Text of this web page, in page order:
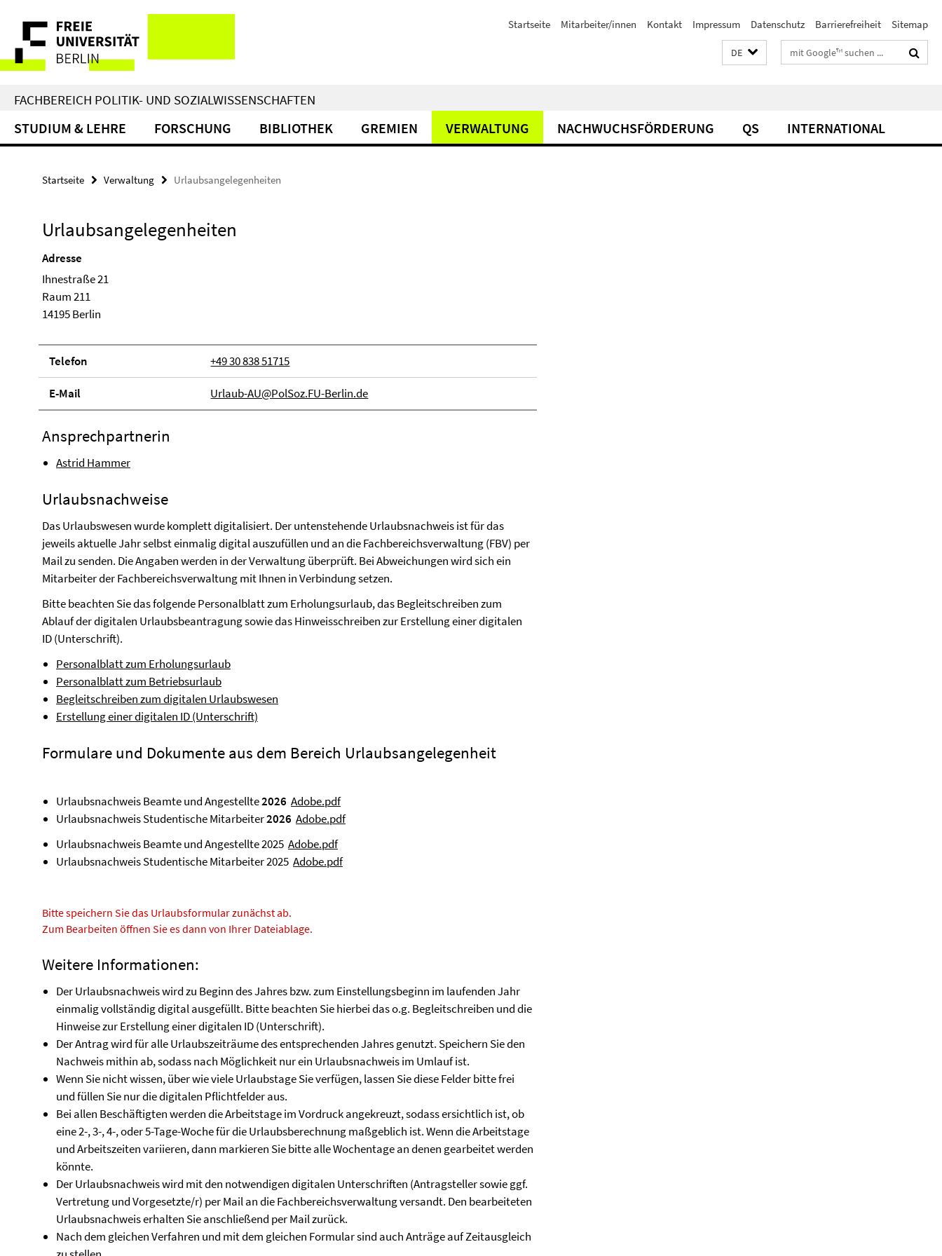
direkt
Inhalt
Service-
Navigation
Startseite Mitarbeiter/innen Kontakt Impressum Datenschutz Barrierefreiheit Sitemap
DE Suchbegriffe
FACHBEREICH POLITIK- UND SOZIALWISSENSCHAFTEN
STUDIUM & LEHRE FORSCHUNG BIBLIOTHEK GREMIEN VERWALTUNG NACHWUCHSFÖRDERUNG QS INTERNATIONAL
Startseite Verwaltung Urlaubsangelegenheiten
Urlaubsangelegenheiten
Adresse
Ihnestraße 21
Raum 211
14195 Berlin
Telefon +49 30 838 51715
E-Mail Urlaub-AU@PolSoz.FU-Berlin.de
Ansprechpartnerin
Astrid Hammer
Urlaubsnachweise
Das Urlaubswesen wurde komplett digitalisiert. Der untenstehende Urlaubsnachweis ist für das
jeweils aktuelle Jahr selbst einmalig digital auszufüllen und an die Fachbereichsverwaltung (FBV) per
Mail zu senden. Die Angaben werden in der Verwaltung überprüft. Bei Abweichungen wird sich ein
Mitarbeiter der Fachbereichsverwaltung mit Ihnen in Verbindung setzen.
Bitte beachten Sie das folgende Personalblatt zum Erholungsurlaub, das Begleitschreiben zum
Ablauf der digitalen Urlaubsbeantragung sowie das Hinweisschreiben zur Erstellung einer digitalen
ID (Unterschrift).
Personalblatt zum Erholungsurlaub
Personalblatt zum Betriebsurlaub
Begleitschreiben zum digitalen Urlaubswesen
Erstellung einer digitalen ID (Unterschrift)
Formulare und Dokumente aus dem Bereich Urlaubsangelegenheit
Urlaubsnachweis Beamte und Angestellte2026 Adobe.pdf
Urlaubsnachweis Studentische Mitarbeiter2026 Adobe.pdf
Urlaubsnachweis Beamte und Angestellte 2025 Adobe.pdf
Urlaubsnachweis Studentische Mitarbeiter 2025 Adobe.pdf
Bitte speichern Sie das Urlaubsformular zunächst ab.
Zum Bearbeiten öffnen Sie es dann von Ihrer Dateiablage.
Weitere Informationen:
Der Urlaubsnachweis wird zu Beginn des Jahres bzw. zum Einstellungsbeginn im laufenden Jahr
einmalig vollständig digital ausgefüllt. Bitte beachten Sie hierbei das o.g. Begleitschreiben und die
Hinweise zur Erstellung einer digitalen ID (Unterschrift).
Der Antrag wird für alle Urlaubszeiträume des entsprechenden Jahres genutzt. Speichern Sie den
Nachweis mithin ab, sodass nach Möglichkeit nur ein Urlaubsnachweis im Umlauf ist.
Wenn Sie nicht wissen, über wie viele Urlaubstage Sie verfügen, lassen Sie diese Felder bitte frei
und füllen Sie nur die digitalen Pflichtfelder aus.
Bei allen Beschäftigten werden die Arbeitstage im Vordruck angekreuzt, sodass ersichtlich ist, ob
eine 2-, 3-, 4-, oder 5-Tage-Woche für die Urlaubsberechnung maßgeblich ist. Wenn die Arbeitstage
und Arbeitszeiten variieren, dann markieren Sie bitte alle Wochentage an denen gearbeitet werden
könnte.
Der Urlaubsnachweis wird mit den notwendigen digitalen Unterschriften (Antragsteller sowie ggf.
Vertretung und Vorgesetzte/r) per Mail an die Fachbereichsverwaltung versandt. Den bearbeiteten
Urlaubsnachweis erhalten Sie anschließend per Mail zurück.
Nach dem gleichen Verfahren und mit dem gleichen Formular sind auch Anträge auf Zeitausgleich